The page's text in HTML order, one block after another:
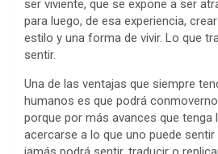
ser viviente, que se expone a ser
para luego, de esa experiencia,
estilo y una forma de vivir. Lo que
sentir.
Una de las ventajas que siempre
humanos es que podrá
porque por más avances que tenga
acercarse a lo que uno puede